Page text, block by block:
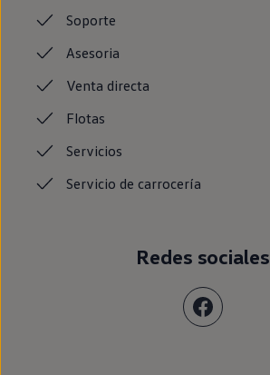
Soporte
Asesoria
Ventadirecta
Flotas
Servicios
Servicio de carrocería
Redes sociales